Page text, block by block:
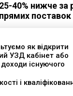
40% нижче за
як відкрити
УЗД кабінет або
існуючого
і